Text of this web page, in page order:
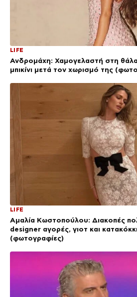
LIFE
Ανδρομάχη: Χαμογελαστή στη
μπικίνι μετά τον χωρισμό της
LIFE
Αμαλία Κωστοπούλου: Διακοπές
designer αγορές, γιοτ και
(φωτογραφίες)